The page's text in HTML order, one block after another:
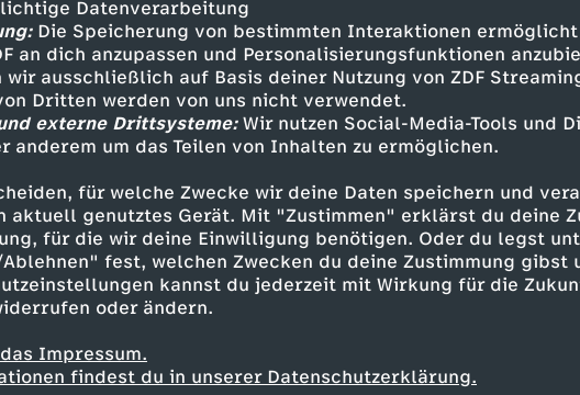
Datenverarbeitung
Die Speicherung von bestimmten Interaktionen
an dich anzupassen und Personalisierungsfunktionen
ausschließlich auf Basis deiner Nutzung von ZDF
Dritten werden von uns nicht verwendet.
externe Drittsysteme:Wir nutzen Social-Media-Tools und
anderem um das Teilen von Inhalten zu ermöglichen.
für welche Zwecke wir deine Daten speichern und
genutztes Gerät. Mit "Zustimmen" erklärst du deine
für die wir deine Einwilligung benötigen. Oder du legst
fest, welchen Zwecken du deine Zustimmung gibst
kannst du jederzeit mit Wirkung für die
oder ändern.
Impressum.
findest du in unserer Datenschutzerklärung.
Seitenwechsel erhöhte der Ex-Dortmunder Ousmane
bei Paris Saint-Germain unter Vertrag steht. Der
wie der Frankfurter Arthur Theate von Beginn an
in Serie für Belgien ohne Treffer. Abwehrspieler
von Bayern München stand in der Startelf der
Michael Olise, der gegen Italien debütiert hatte,
Maignan - Koundé, Saliba, Upamecano, Digne - Koné,
(79. Griezmann) – Dembélé (79. Olise), Kolo
Thuram (67. Barcola)